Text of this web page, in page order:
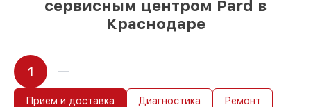
сервисным центром Pard в
Краснодаре
1
Прием и доставка Диагностика Ремонт